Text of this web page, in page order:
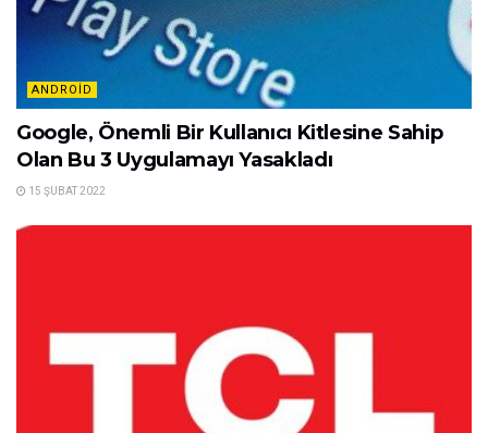
ANDROID
Google, Önemli Bir Kullanıcı Kitlesine Sahip
Olan Bu 3 Uygulamayı Yasakladı
15 ŞUBAT 2022